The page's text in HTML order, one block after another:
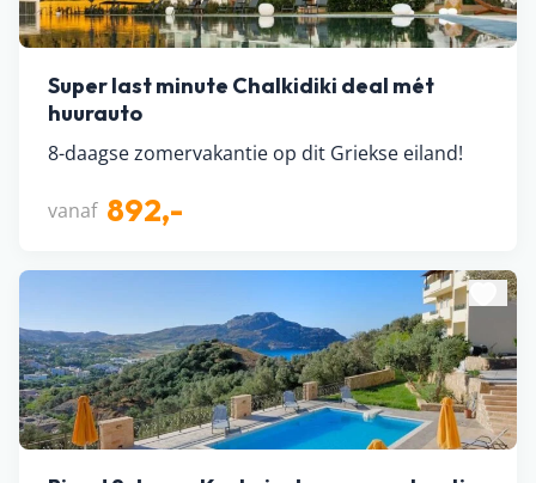
Super last minute Chalkidiki deal mét
huurauto
8-daagse zomervakantie op dit Griekse eiland!
vanaf 892,-